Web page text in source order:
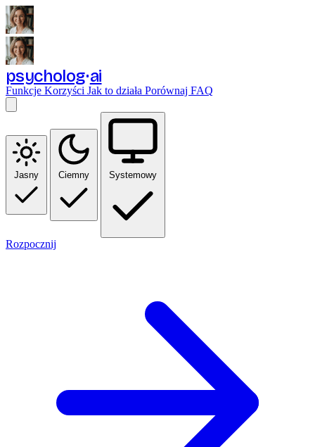
psycholog ai
Funkcje Korzyści Jak to działa Porównaj FAQ
Jasny Ciemny Systemowy
Rozpocznij